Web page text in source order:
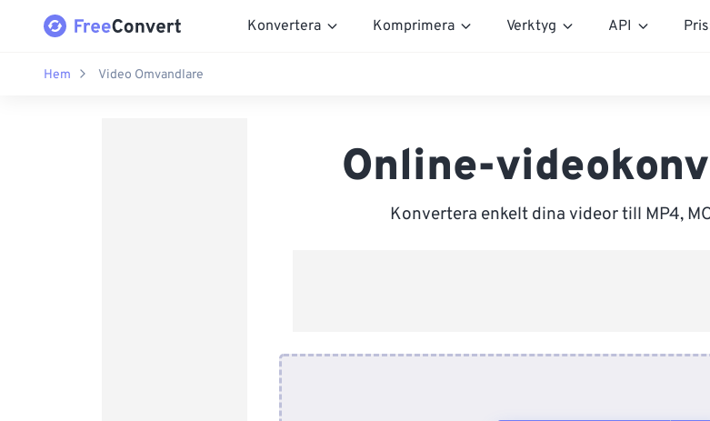
Konvertera Komprimera Verktyg API
Hem Video Omvandlare
Online-
Konvertera enkelt dina videor till MP4,